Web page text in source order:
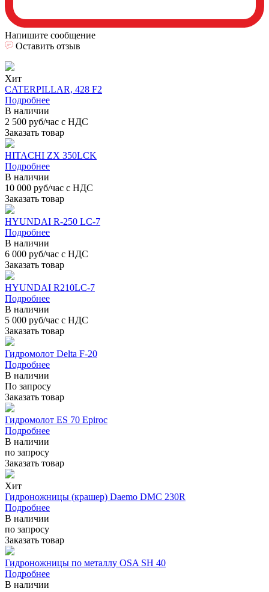
Напишите сообщение
Оставить отзыв
Хит
CATERPILLAR, 428 F2
Подробнее
В наличии
2 500 руб/час с НДС
Заказать товар
HITACHI ZX 350LCK
Подробнее
В наличии
10 000 руб/час с НДС
Заказать товар
HYUNDAI R-250 LC-7
Подробнее
В наличии
6 000 руб/час с НДС
Заказать товар
HYUNDAI R210LC-7
Подробнее
В наличии
5 000 руб/час с НДС
Заказать товар
Гидромолот Delta F-20
Подробнее
В наличии
По запросу
Заказать товар
Гидромолот ES 70 Epiroc
Подробнее
В наличии
по запросу
Заказать товар
Хит
Гидроножницы (крашер) Daemo DMC 230R
Подробнее
В наличии
по запросу
Заказать товар
Гидроножницы по металлу OSA SH 40
Подробнее
В наличии